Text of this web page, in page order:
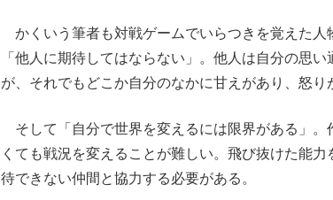
かくいう筆者も対戦ゲームでいらつきを覚えた
「他人に期待してはならない」。他人は自分の思
が、それでもどこか自分のなかに甘えがあり、怒り
そして「自分で世界を変えるには限界がある」。
くても戦況を変えることが難しい。飛び抜けた能
待できない仲間と協力する必要がある。